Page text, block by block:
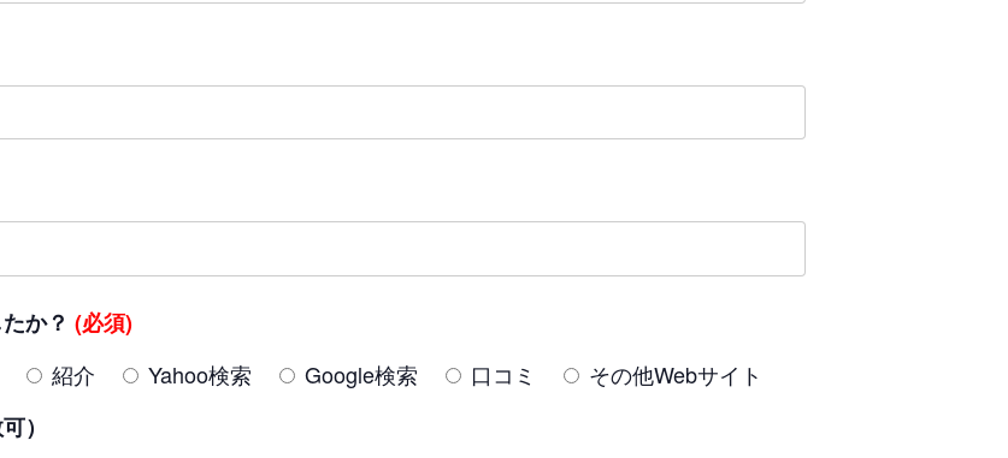
か？ (必須)
紹介 Yahoo検索 Google検索 口コミ
その他Webサイト
）